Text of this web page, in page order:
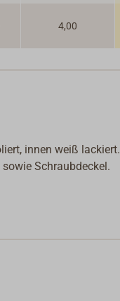
4,00
innen weiß lackiert.
Schraubdeckel.